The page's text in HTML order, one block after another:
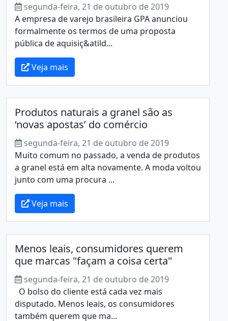
segunda-feira, 21 de outubro de 2019
A empresa de varejo brasileira GPA anunciou
formalmente os termos de uma proposta
pública de aquisiç&atild...
Veja mais
Produtos naturais a granel são as
‘novas apostas’ do comércio
segunda-feira, 21 de outubro de 2019
Muito comum no passado, a venda de produtos
a granel está em alta novamente. A moda voltou
junto com uma procura ...
Veja mais
Menos leais, consumidores querem
que marcas "façam a coisa certa"
segunda-feira, 21 de outubro de 2019
O bolso do cliente está cada vez mais
disputado. Menos leais, os consumidores
também querem que ma...